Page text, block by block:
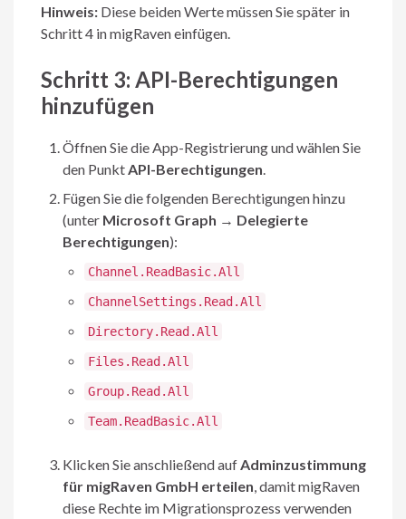
Hinweis: Diese beiden Werte müssen Sie später in
Schritt 4 in migRaven einfügen.
Schritt 3: API-Berechtigungen
hinzufügen
Öffnen Sie die App-Registrierung und wählen Sie
den Punkt API-Berechtigungen
Fügen Sie die folgenden Berechtigungen hinzu
(unter Microsoft Graph → Delegierte
Berechtigungen):
Channel.ReadBasic.All
ChannelSettings.Read.All
Directory.Read.All
Files.Read.All
Group.Read.All
Team.ReadBasic.All
Klicken Sie anschließend auf Adminzustimmung
für migRaven GmbH erteilen , damit migRaven
diese Rechte im Migrationsprozess verwenden